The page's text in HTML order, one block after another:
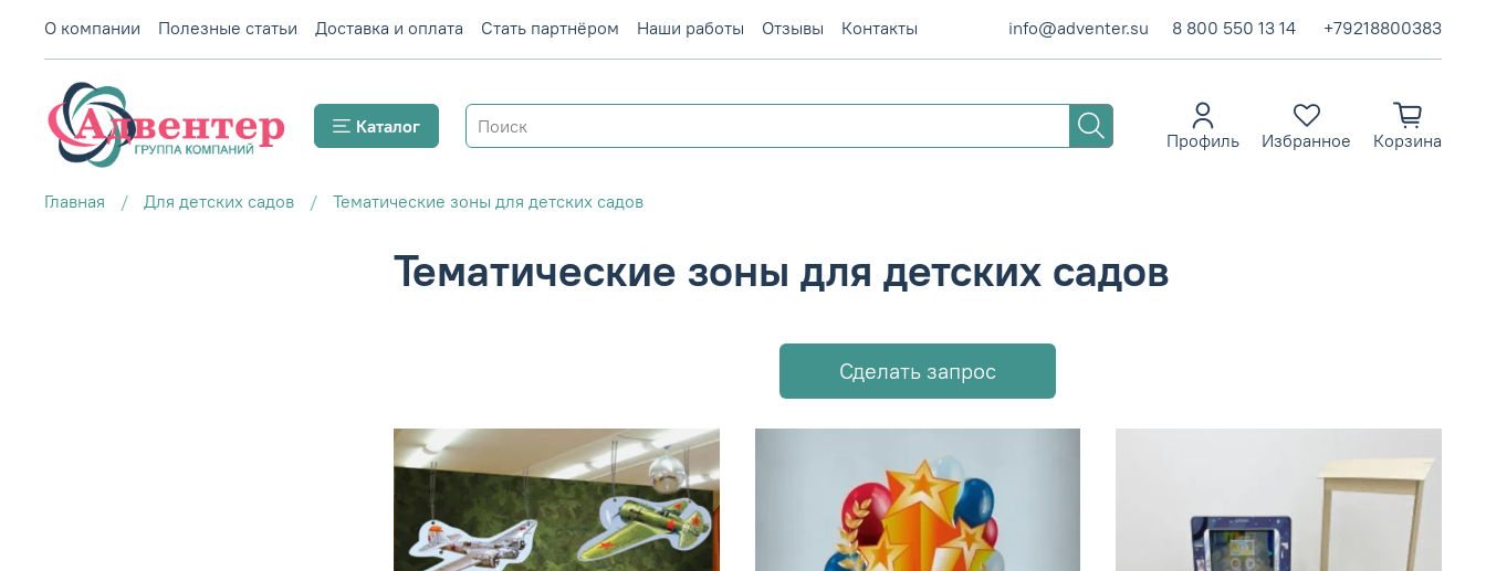
О компании Полезные статьи Доставка и оплата Стать партнёром Наши работы Отзывы Контакты info@adventer.su 8 800 550 13 14 +79218800383
Каталог
Профиль Избранное Корзина
Главная Для детских садов Тематические зоны для детских садов
Тематические зоны для детских садов
Сделать запрос